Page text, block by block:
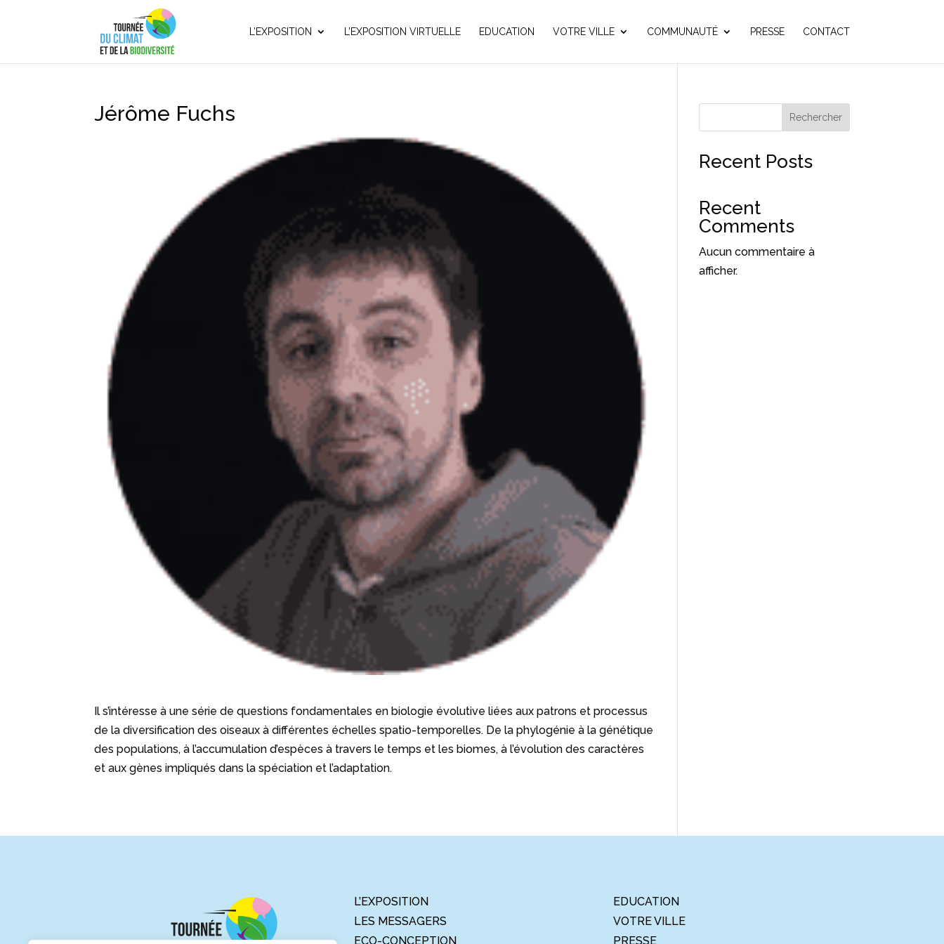
L’EXPOSITION L’EXPOSITION VIRTUELLE EDUCATION VOTRE VILLE COMMUNAUTÉ PRESSE CONTACT
Jérôme Fuchs
Il s’intéresse à une série de questions fondamentales en biologie évolutive liées aux patrons et processus
de la diversification des oiseaux à différentes échelles spatio-temporelles. De la phylogénie à la génétique
des populations, à l’accumulation d’espèces à travers le temps et les biomes, à l’évolution des caractères
et aux gènes impliqués dans la spéciation et l’adaptation.
Rechercher
Recent Posts
Recent
Comments
Aucun commentaire à
afficher.
L’EXPOSITION
LES MESSAGERS
ECO-CONCEPTION
EDUCATION
VOTRE VILLE
PRESSE